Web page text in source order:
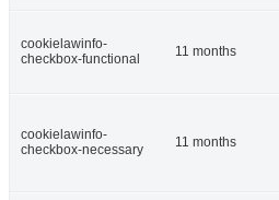
cookielawinfo-
checkbox-functional
11 months
cookielawinfo-
checkbox-necessary
11 months